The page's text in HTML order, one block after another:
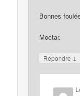
Bonnes
Moctar.
Répondre ↓